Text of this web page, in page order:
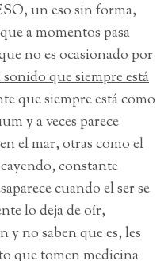
un eso sin forma,
a momentos pasa
no es ocasionado por
que siempre está
que siempre está como
y a veces parece
el mar, otras como el
constante
cuando el ser se
lo deja de oír,
y no saben que es, les
que tomen medicina